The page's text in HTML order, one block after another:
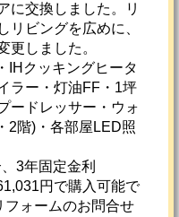
に交換しました。リ
リビングを広めに、
更しました。
IHクッキングヒータ
ラー・灯油FF・1坪
ードレッサー・ウォ
2階)・各部屋LED照
3年固定金利
円で購入可能で
ォームのお問合せ